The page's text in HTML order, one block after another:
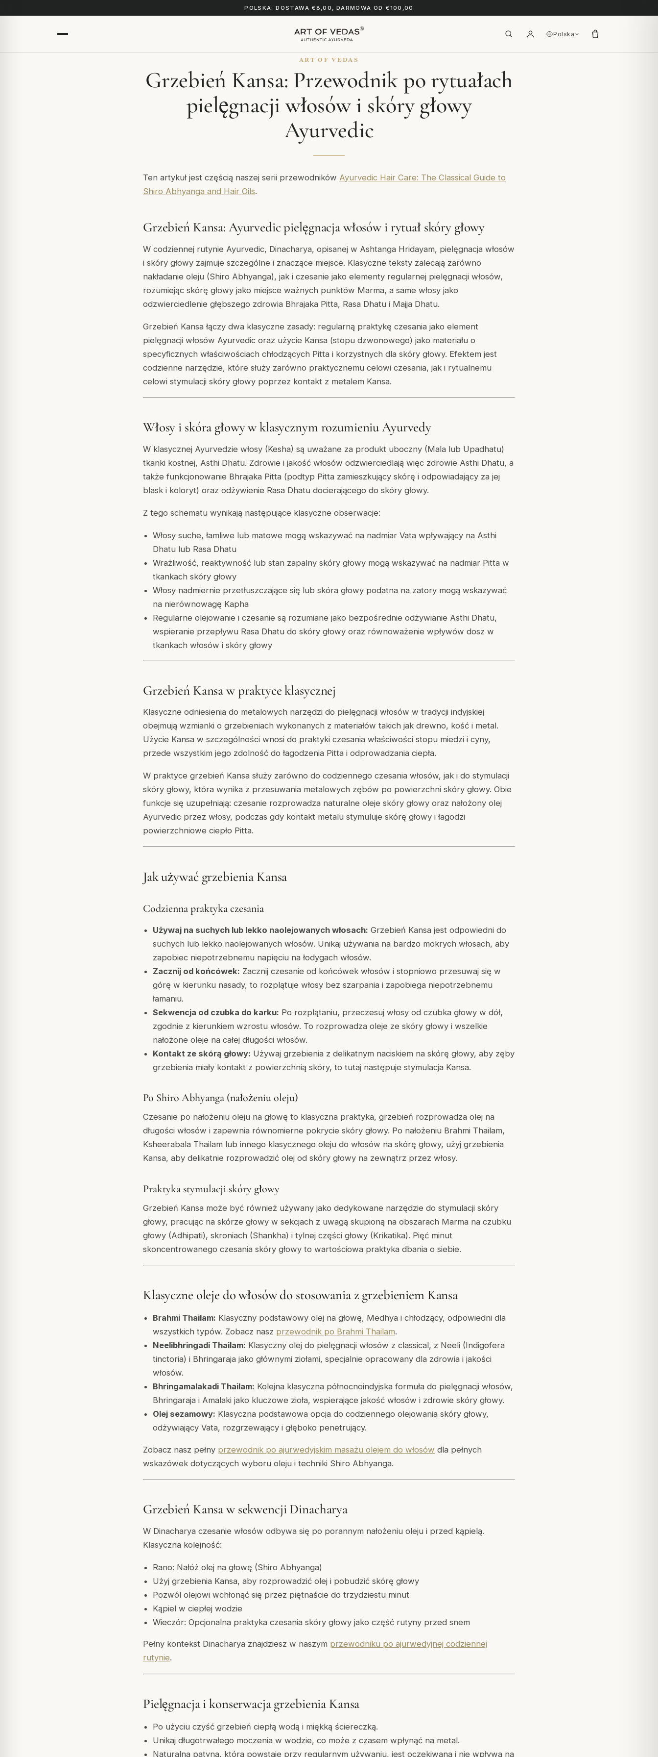
POLSKA: DOSTAWA €8,00, DARMOWA OD €100,00
Polska
ART OF VEDAS
Grzebień Kansa: Przewodnik po rytuałach
pielęgnacji włosów i skóry głowy
Ayurvedic
Ten artykuł jest częścią naszej serii przewodników Ayurvedic Hair Care: The Classical Guide to
Shiro Abhyanga and Hair Oils.
Grzebień Kansa: Ayurvedic pielęgnacja włosów i rytuał skóry głowy
W codziennej rutynie Ayurvedic, Dinacharya, opisanej w Ashtanga Hridayam, pielęgnacja włosów
i skóry głowy zajmuje szczególne i znaczące miejsce. Klasyczne teksty zalecają zarówno
nakładanie oleju (Shiro Abhyanga), jak i czesanie jako elementy regularnej pielęgnacji włosów,
rozumiejąc skórę głowy jako miejsce ważnych punktów Marma, a same włosy jako
odzwierciedlenie głębszego zdrowia Bhrajaka Pitta, Rasa Dhatu i Majja Dhatu.
Grzebień Kansa łączy dwa klasyczne zasady: regularną praktykę czesania jako element
pielęgnacji włosów Ayurvedic oraz użycie Kansa (stopu dzwonowego) jako materiału o
specyficznych właściwościach chłodzących Pitta i korzystnych dla skóry głowy. Efektem jest
codzienne narzędzie, które służy zarówno praktycznemu celowi czesania, jak i rytualnemu
celowi stymulacji skóry głowy poprzez kontakt z metalem Kansa.
Włosy i skóra głowy w klasycznym rozumieniu Ayurvedy
W klasycznej Ayurvedzie włosy (Kesha) są uważane za produkt uboczny (Mala lub Upadhatu)
tkanki kostnej, Asthi Dhatu. Zdrowie i jakość włosów odzwierciedlają więc zdrowie Asthi Dhatu, a
także funkcjonowanie Bhrajaka Pitta (podtyp Pitta zamieszkujący skórę i odpowiadający za jej
blask i koloryt) oraz odżywienie Rasa Dhatu docierającego do skóry głowy.
Z tego schematu wynikają następujące klasyczne obserwacje:
Włosy suche, łamliwe lub matowe mogą wskazywać na nadmiar Vata wpływający na Asthi
Dhatu lub Rasa Dhatu
Wrażliwość, reaktywność lub stan zapalny skóry głowy mogą wskazywać na nadmiar Pitta w
tkankach skóry głowy
Włosy nadmiernie przetłuszczające się lub skóra głowy podatna na zatory mogą wskazywać
na nierównowagę Kapha
Regularne olejowanie i czesanie są rozumiane jako bezpośrednie odżywianie Asthi Dhatu,
wspieranie przepływu Rasa Dhatu do skóry głowy oraz równoważenie wpływów dosz w
tkankach włosów i skóry głowy
Grzebień Kansa w praktyce klasycznej
Klasyczne odniesienia do metalowych narzędzi do pielęgnacji włosów w tradycji indyjskiej
obejmują wzmianki o grzebieniach wykonanych z materiałów takich jak drewno, kość i metal.
Użycie Kansa w szczególności wnosi do praktyki czesania właściwości stopu miedzi i cyny,
przede wszystkim jego zdolność do łagodzenia Pitta i odprowadzania ciepła.
W praktyce grzebień Kansa służy zarówno do codziennego czesania włosów, jak i do stymulacji
skóry głowy, która wynika z przesuwania metalowych zębów po powierzchni skóry głowy. Obie
funkcje się uzupełniają: czesanie rozprowadza naturalne oleje skóry głowy oraz nałożony olej
Ayurvedic przez włosy, podczas gdy kontakt metalu stymuluje skórę głowy i łagodzi
powierzchniowe ciepło Pitta.
Jak używać grzebienia Kansa
Codzienna praktyka czesania
Używaj na suchych lub lekko naolejowanych włosach: Grzebień Kansa jest odpowiedni do
suchych lub lekko naolejowanych włosów. Unikaj używania na bardzo mokrych włosach, aby
zapobiec niepotrzebnemu napięciu na łodygach włosów.
Zacznij od końcówek: Zacznij czesanie od końcówek włosów i stopniowo przesuwaj się w
górę w kierunku nasady, to rozplątuje włosy bez szarpania i zapobiega niepotrzebnemu
łamaniu.
Sekwencja od czubka do karku: Po rozplątaniu, przeczesuj włosy od czubka głowy w dół,
zgodnie z kierunkiem wzrostu włosów. To rozprowadza oleje ze skóry głowy i wszelkie
nałożone oleje na całej długości włosów.
Kontakt ze skórą głowy: Używaj grzebienia z delikatnym naciskiem na skórę głowy, aby zęby
grzebienia miały kontakt z powierzchnią skóry, to tutaj następuje stymulacja Kansa.
Po Shiro Abhyanga (nałożeniu oleju)
Czesanie po nałożeniu oleju na głowę to klasyczna praktyka, grzebień rozprowadza olej na
długości włosów i zapewnia równomierne pokrycie skóry głowy. Po nałożeniu Brahmi Thailam,
Ksheerabala Thailam lub innego klasycznego oleju do włosów na skórę głowy, użyj grzebienia
Kansa, aby delikatnie rozprowadzić olej od skóry głowy na zewnątrz przez włosy.
Praktyka stymulacji skóry głowy
Grzebień Kansa może być również używany jako dedykowane narzędzie do stymulacji skóry
głowy, pracując na skórze głowy w sekcjach z uwagą skupioną na obszarach Marma na czubku
głowy (Adhipati), skroniach (Shankha) i tylnej części głowy (Krikatika). Pięć minut
skoncentrowanego czesania skóry głowy to wartościowa praktyka dbania o siebie.
Klasyczne oleje do włosów do stosowania z grzebieniem Kansa
Brahmi Thailam: Klasyczny podstawowy olej na głowę, Medhya i chłodzący, odpowiedni dla
wszystkich typów. Zobacz nasz przewodnik po Brahmi Thailam.
Neelibhringadi Thailam: Klasyczny olej do pielęgnacji włosów z classical, z Neeli (Indigofera
tinctoria) i Bhringaraja jako głównymi ziołami, specjalnie opracowany dla zdrowia i jakości
włosów.
Bhringamalakadi Thailam: Kolejna klasyczna północnoindyjska formuła do pielęgnacji włosów,
Bhringaraja i Amalaki jako kluczowe zioła, wspierające jakość włosów i zdrowie skóry głowy.
Olej sezamowy: Klasyczna podstawowa opcja do codziennego olejowania skóry głowy,
odżywiający Vata, rozgrzewający i głęboko penetrujący.
Zobacz nasz pełny przewodnik po ajurwedyjskim masażu olejem do włosów dla pełnych
wskazówek dotyczących wyboru oleju i techniki Shiro Abhyanga.
Grzebień Kansa w sekwencji Dinacharya
W Dinacharya czesanie włosów odbywa się po porannym nałożeniu oleju i przed kąpielą.
Klasyczna kolejność:
Rano: Nałóż olej na głowę (Shiro Abhyanga)
Użyj grzebienia Kansa, aby rozprowadzić olej i pobudzić skórę głowy
Pozwól olejowi wchłonąć się przez piętnaście do trzydziestu minut
Kąpiel w ciepłej wodzie
Wieczór: Opcjonalna praktyka czesania skóry głowy jako część rutyny przed snem
Pełny kontekst Dinacharya znajdziesz w naszym przewodniku po ajurwedyjnej codziennej
rutynie.
Pielęgnacja i konserwacja grzebienia Kansa
Po użyciu czyść grzebień ciepłą wodą i miękką ściereczką.
Unikaj długotrwałego moczenia w wodzie, co może z czasem wpłynąć na metal.
Naturalna patyna, która powstaje przy regularnym używaniu, jest oczekiwana i nie wpływa na